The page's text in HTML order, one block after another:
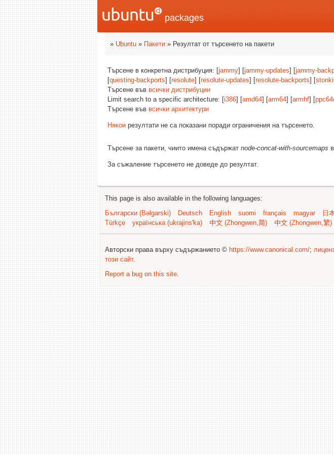
packages
» Ubuntu » Пакети » Резултат от търсенето на пакети
Търсене в конкретна дистрибуция: [jammy] [jammy-updates] [jammy-
[questing-backports] [resolute] [resolute-updates] [resolute-backports] [
Търсене във всички дистрибуции
Limit search to a specific architecture: [i386] [amd64] [arm64] [armhf] [
Търсене във всички архитектури
Някои резултати не са показани поради ограничения на търсенето.
Търсене за пакети, чиито имена съдържат node-concat-with-sourcemaps
За съжаление търсенето не доведе до резултат.
This page is also available in the following languages:
Български (Bəlgarski)
Deutsch English suomi français magyar 日
Türkçe
українська (ukrajins'ka) 中文 (Zhongwen,简) 中文 (Zhongwen,繁)
Авторски права върху съдържанието © https://www.canonical.com/;
този сайт.
Report a bug on this site.